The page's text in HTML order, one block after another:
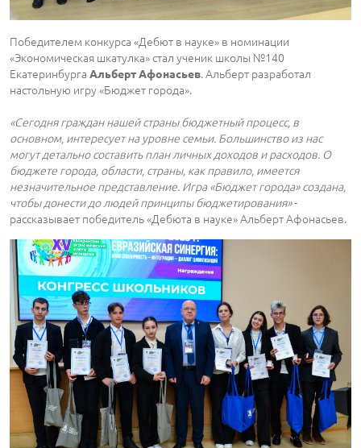
Победителем конкурса «Дебют в науке» в номинации
«Экономическая шкатулка» стал ученик школы №140
Екатеринбурга Альберт Афонасьев. Альберт разработал
настольную игру «Бюджет города».
«Сегодня граждан нашей страны бюджетный процесс, в
основном, интересует на уровне семьи. Большинство из нас
могут детально составить план личных доходов и расходов. О
бюджете города, области, страны, как правило, имеется
незначительное представление. Игра «Бюджет города» создана,
чтобы донести до людей принципы бюджетирования»-
рассказывает победитель «Дебюта в науке» Альберт Афонасьев.